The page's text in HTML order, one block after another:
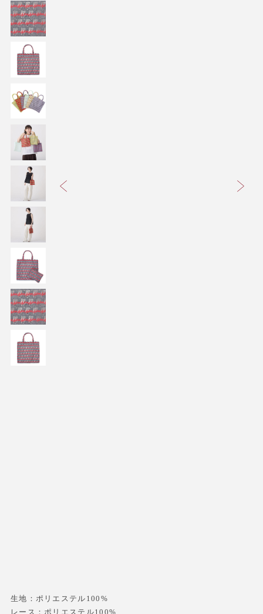
生地：ポリエステル100%
レース：ポリエステル100%